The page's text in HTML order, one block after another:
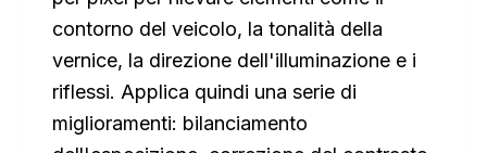
contorno del veicolo, la tonalità della
vernice, la direzione dell'illuminazione e i
riflessi. Applica quindi una serie di
miglioramenti: bilanciamento